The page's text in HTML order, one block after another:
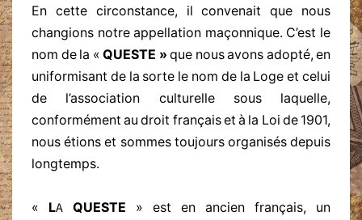
En cette circonstance, il convenait que nous
changions notre appellation maçonnique. C’est le
nom de la « QUESTE » que nous avons adopté, en
uniformisant de la sorte le nom de la Loge et celui
de l’association culturelle sous laquelle,
conformément au droit français et à la Loi de 1901,
nous étions et sommes toujours organisés depuis
longtemps.
« LA QUESTE » est en ancien français, un